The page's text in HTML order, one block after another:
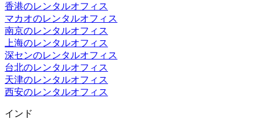
香港のレンタルオフィス
マカオのレンタルオフィス
南京のレンタルオフィス
上海のレンタルオフィス
深センのレンタルオフィス
台北のレンタルオフィス
天津のレンタルオフィス
西安のレンタルオフィス
インド